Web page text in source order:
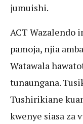
jumuishi.
ACT Wazalendo
pamoja, njia
Watawala
tunaungana.
Tushirikiane
kwenye siasa za